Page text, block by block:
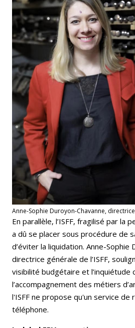
Anne-Sophie Duroyon-Chavanne, directrice
En parallèle, l’ISFF, fragilisé par la
a dû se placer sous procédure de
d’éviter la liquidation. Anne-Sophie
directrice générale de l’ISFF,
visibilité budgétaire et l’inquiétude
l’accompagnement des métiers
l'ISFF ne propose qu'un service de
téléphone.